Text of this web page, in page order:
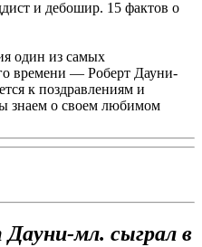
один из самых
времени — Роберт Дауни-
к поздравлениям и
знаем о своем любимом
Дауни-мл. сыграл в